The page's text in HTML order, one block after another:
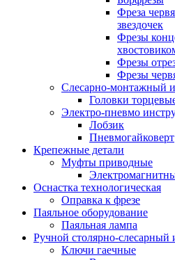
Фреза
звездочек
Фрезы
Фрезы
Фрезы
Слесарно-монтажный
Головки
Электро-пневмо
Лобзик
Пневмогайковерт
Крепежные детали
Муфты приводные
Оснастка технологическая
Оправка к фрезе
Паяльное оборудование
Паяльная лампа
Ручной столярно-слесарный
Ключи гаечные